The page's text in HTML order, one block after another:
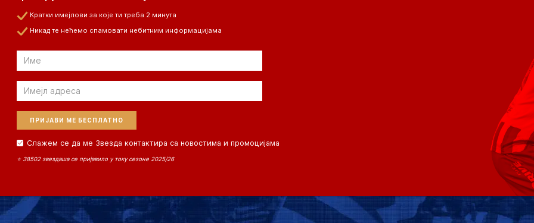
Кратки имејлови за које ти треба 2 минута
Никад те нећемо спамовати небитним информацијама
Email
Email
Слажем се да ме Звезда контактира са новостима и промоцијама
⭐ 38502 звездаша се пријавило у току сезоне 2025/26